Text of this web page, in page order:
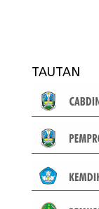
TAUTAN